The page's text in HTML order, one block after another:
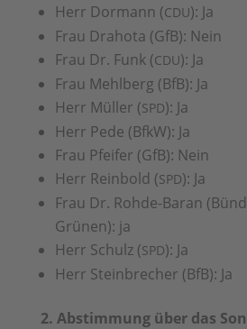
Herr Dormann (CDU): Ja
Frau Drahota (GfB): Nein
Frau Dr. Funk (CDU): Ja
Frau Mehlberg (BfB): Ja
Herr Müller (SPD): Ja
Herr Pede (BfkW): Ja
Frau Pfeifer (GfB): Nein
Herr Reinbold (SPD): Ja
Frau Dr. Rohde-Baran
Grünen): ja
Herr Schulz (SPD): Ja
Herr Steinbrecher (BfB): Ja
2. Abstimmung über das